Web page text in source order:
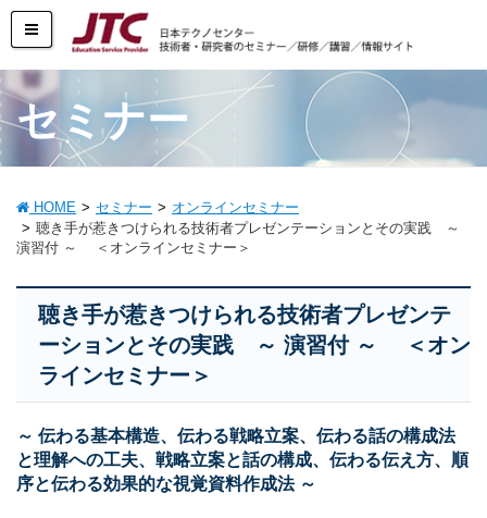
セミナー
HOME セミナー
オンラインセミナー
聴き手が惹きつけられる技術者プレゼンテーションとその実践 ～
演習付 ～ ＜オンラインセミナー＞
聴き手が惹きつけられる技術者プレゼンテ
ーションとその実践 ～ 演習付 ～ ＜オン
ラインセミナー＞
～ 伝わる基本構造、伝わる戦略立案、伝わる話の構成法
と理解への工夫、戦略立案と話の構成、伝わる伝え方、順
序と伝わる効果的な視覚資料作成法 ～